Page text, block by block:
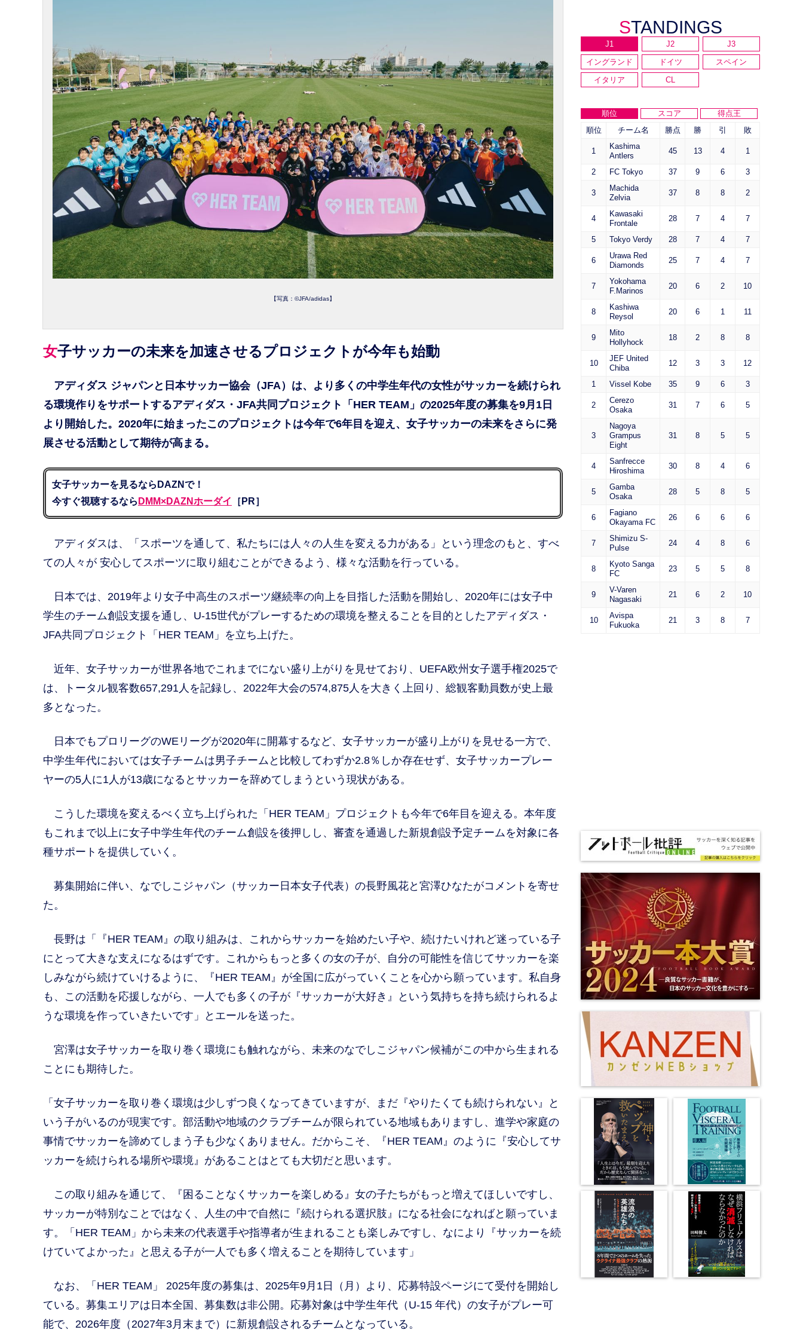
【写真：©JFA/adidas】
女子サッカーの未来を加速させるプロジェクトが今年も始動
アディダス ジャパンと日本サッカー協会（JFA）は、より多くの中学生年代の女性がサッカーを続けられ
る環境作りをサポートするアディダス・JFA共同プロジェクト「HER TEAM」の2025年度の募集を9月1日
より開始した。2020年に始まったこのプロジェクトは今年で6年目を迎え、女子サッカーの未来をさらに発
展させる活動として期待が高まる。
女子サッカーを見るならDAZNで！
今すぐ視聴するなら DMM×DAZNホーダイ ［PR］
アディダスは、「スポーツを通して、私たちには人々の人生を変える力がある」という理念のもと、すべ
ての人々が 安心してスポーツに取り組むことができるよう、様々な活動を行っている。
日本では、2019年より女子中高生のスポーツ継続率の向上を目指した活動を開始し、2020年には女子中
学生のチーム創設支援を通し、U-15世代がプレーするための環境を整えることを目的としたアディダス・
JFA共同プロジェクト「HER TEAM」を立ち上げた。
近年、女子サッカーが世界各地でこれまでにない盛り上がりを見せており、UEFA欧州女子選手権2025で
は、トータル観客数657,291人を記録し、2022年大会の574,875人を大きく上回り、総観客動員数が史上最
多となった。
日本でもプロリーグのWEリーグが2020年に開幕するなど、女子サッカーが盛り上がりを見せる一方で、
中学生年代においては女子チームは男子チームと比較してわずか2.8％しか存在せず、女子サッカープレー
ヤーの5人に1人が13歳になるとサッカーを辞めてしまうという現状がある。
こうした環境を変えるべく立ち上げられた「HER TEAM」プロジェクトも今年で6年目を迎える。本年度
もこれまで以上に女子中学生年代のチーム創設を後押しし、審査を通過した新規創設予定チームを対象に各
種サポートを提供していく。
募集開始に伴い、なでしこジャパン（サッカー日本女子代表）の長野風花と宮澤ひなたがコメントを寄せ
た。
長野は「『HER TEAM』の取り組みは、これからサッカーを始めたい子や、続けたいけれど迷っている子
にとって大きな支えになるはずです。これからもっと多くの女の子が、自分の可能性を信じてサッカーを楽
しみながら続けていけるように、『HER TEAM』が全国に広がっていくことを心から願っています。私自身
も、この活動を応援しながら、一人でも多くの子が『サッカーが大好き』という気持ちを持ち続けられるよ
うな環境を作っていきたいです」とエールを送った。
宮澤は女子サッカーを取り巻く環境にも触れながら、未来のなでしこジャパン候補がこの中から生まれる
ことにも期待した。
「女子サッカーを取り巻く環境は少しずつ良くなってきていますが、まだ『やりたくても続けられない』と
いう子がいるのが現実です。部活動や地域のクラブチームが限られている地域もありますし、進学や家庭の
事情でサッカーを諦めてしまう子も少なくありません。だからこそ、『HER TEAM』のように『安心してサ
ッカーを続けられる場所や環境』があることはとても大切だと思います。
この取り組みを通じて、『困ることなくサッカーを楽しめる』女の子たちがもっと増えてほしいですし、
サッカーが特別なことではなく、人生の中で自然に『続けられる選択肢』になる社会になればと願っていま
す。「HER TEAM」から未来の代表選手や指導者が生まれることも楽しみですし、なにより『サッカーを続
けていてよかった』と思える子が一人でも多く増えることを期待しています」
なお、「HER TEAM」 2025年度の募集は、2025年9月1日（月）より、応募特設ページにて受付を開始し
ている。募集エリアは日本全国、募集数は非公開。応募対象は中学生年代（U-15 年代）の女子がプレー可
能で、2026年度（2027年3月末まで）に新規創設されるチームとなっている。
STANDINGS
J1 J2
J3
イングランド
ドイツ
スペイン
イタリア
CL
順位 スコア
得点王
順位
チーム名 勝点 勝 引 敗
1
Kashima
Antlers
45 13 4 1
2 FC Tokyo 37 9 6 3
3
Machida
Zelvia
37 8 8 2
4
Kawasaki
Frontale
28 7 4 7
5 Tokyo Verdy 28 7 4 7
6
Urawa Red
Diamonds
25 7 4 7
7
Yokohama
F.Marinos
20 6 2 10
8
Kashiwa
Reysol
20 6 1 11
9
Mito
Hollyhock
18 2 8 8
10
JEF United
Chiba
12 3 3 12
1 Vissel Kobe 35 9 6 3
2
Cerezo
Osaka
31 7 6 5
3
Nagoya
Grampus
Eight
31 8 5 5
4
Sanfrecce
Hiroshima
30 8 4 6
5
Gamba
Osaka
28 5 8 5
6
Fagiano
Okayama FC
26 6 6 6
7
Shimizu S-
Pulse
24 4 8 6
8
Kyoto Sanga
FC
23 5 5 8
9
V-Varen
Nagasaki
21 6 2 10
10
Avispa
Fukuoka
21 3 8 7